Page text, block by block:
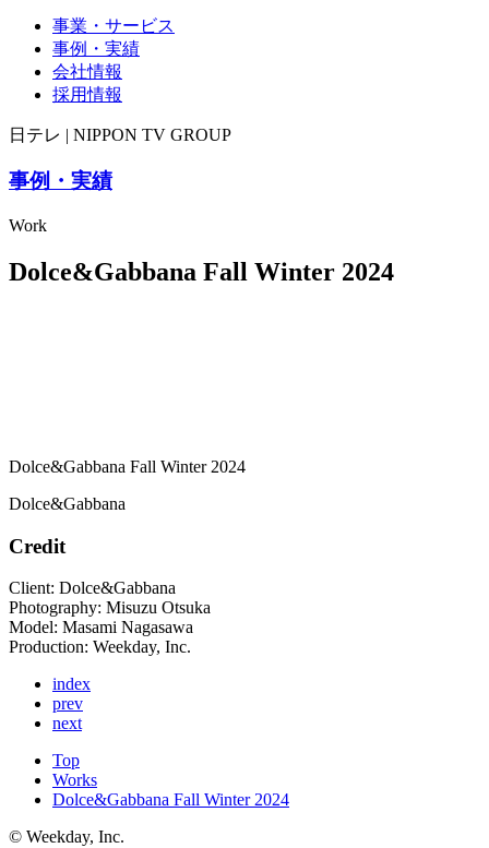
事業・サービス
事例・実績
会社情報
採用情報
日テレ | NIPPON TV GROUP
事例・実績
Work
Dolce&Gabbana Fall Winter 2024
Dolce&Gabbana Fall Winter 2024
Dolce&Gabbana
Credit
Client: Dolce&Gabbana
Photography: Misuzu Otsuka
Model: Masami Nagasawa
Production: Weekday, Inc.
index
prev
next
Top
Works
Dolce&Gabbana Fall Winter 2024
©︎ Weekday, Inc.